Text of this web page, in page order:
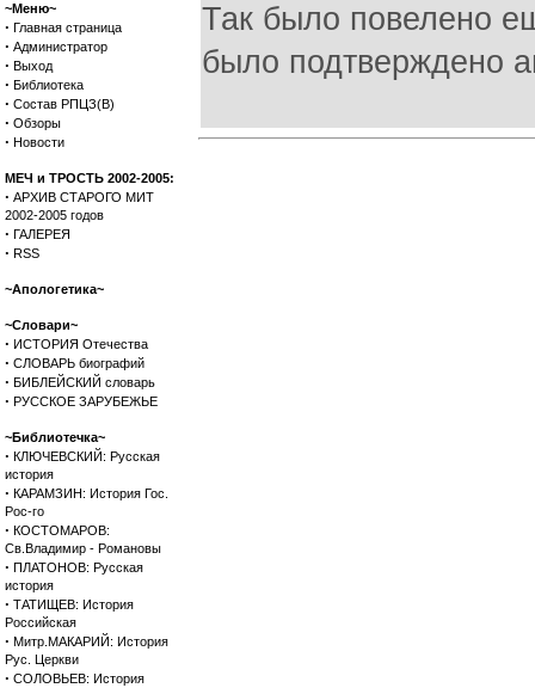
~Меню~
· Главная страница
· Администратор
· Выход
· Библиотека
· Состав РПЦЗ(В)
· Обзоры
· Новости
МЕЧ и ТРОСТЬ 2002-2005:
· АРХИВ СТАРОГО МИТ
2002-2005 годов
· ГАЛЕРЕЯ
· RSS
~Апологетика~
~Словари~
· ИСТОРИЯ Отечества
· СЛОВАРЬ биографий
· БИБЛЕЙСКИЙ словарь
· РУССКОЕ ЗАРУБЕЖЬЕ
~Библиотечка~
· КЛЮЧЕВСКИЙ: Русская
история
· КАРАМЗИН: История Гос.
Рос-го
· КОСТОМАРОВ:
Св.Владимир - Романовы
· ПЛАТОНОВ: Русская
история
· ТАТИЩЕВ: История
Российская
· Митр.МАКАРИЙ: История
Рус. Церкви
· СОЛОВЬЕВ: История
Так было повелено
было подтверждено